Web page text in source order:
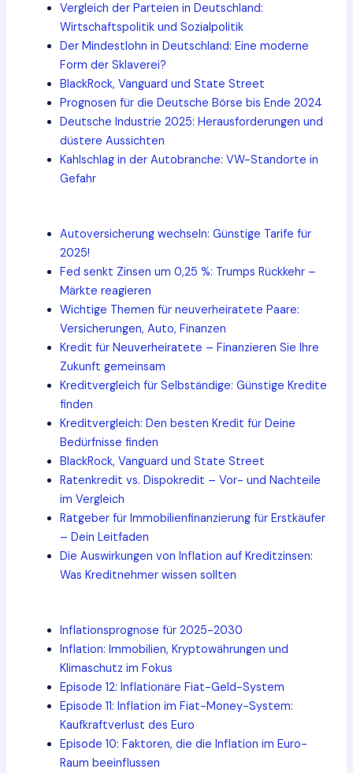
Vergleich der Parteien in Deutschland:
Wirtschaftspolitik und Sozialpolitik
Der Mindestlohn in Deutschland: Eine moderne
Form der Sklaverei?
BlackRock, Vanguard und State Street
Prognosen für die Deutsche Börse bis Ende 2024
Deutsche Industrie 2025: Herausforderungen und
düstere Aussichten
Kahlschlag in der Autobranche: VW-Standorte in
Gefahr
Autoversicherung wechseln: Günstige Tarife für
2025!
Fed senkt Zinsen um 0,25 %: Trumps Rückkehr –
Märkte reagieren
Wichtige Themen für neuverheiratete Paare:
Versicherungen, Auto, Finanzen
Kredit für Neuverheiratete – Finanzieren Sie Ihre
Zukunft gemeinsam
Kreditvergleich für Selbständige: Günstige Kredite
finden
Kreditvergleich: Den besten Kredit für Deine
Bedürfnisse finden
BlackRock, Vanguard und State Street
Ratenkredit vs. Dispokredit – Vor- und Nachteile
im Vergleich
Ratgeber für Immobilienfinanzierung für Erstkäufer
– Dein Leitfaden
Die Auswirkungen von Inflation auf Kreditzinsen:
Was Kreditnehmer wissen sollten
Inflationsprognose für 2025-2030
Inflation: Immobilien, Kryptowährungen und
Klimaschutz im Fokus
Episode 12: Inflationäre Fiat-Geld-System
Episode 11: Inflation im Fiat-Money-System:
Kaufkraftverlust des Euro
Episode 10: Faktoren, die die Inflation im Euro-
Raum beeinflussen